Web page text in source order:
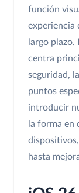
función
experiencia
largo
centra
seguridad,
puntos
introducir
la forma en
hasta